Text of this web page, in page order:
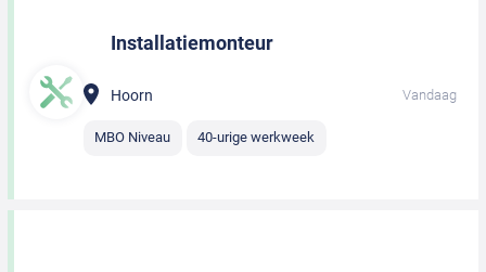
Installatiemonteur
Hoorn Vandaag
MBO Niveau 40-urige werkweek